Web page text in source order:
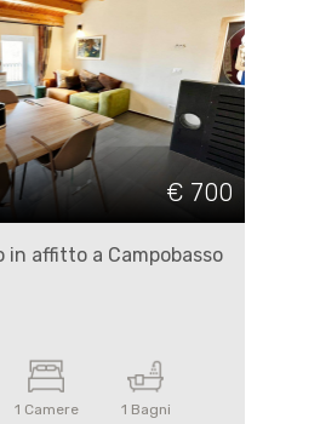
€ 700
in affitto a Campobasso
1 Camere 1 Bagni